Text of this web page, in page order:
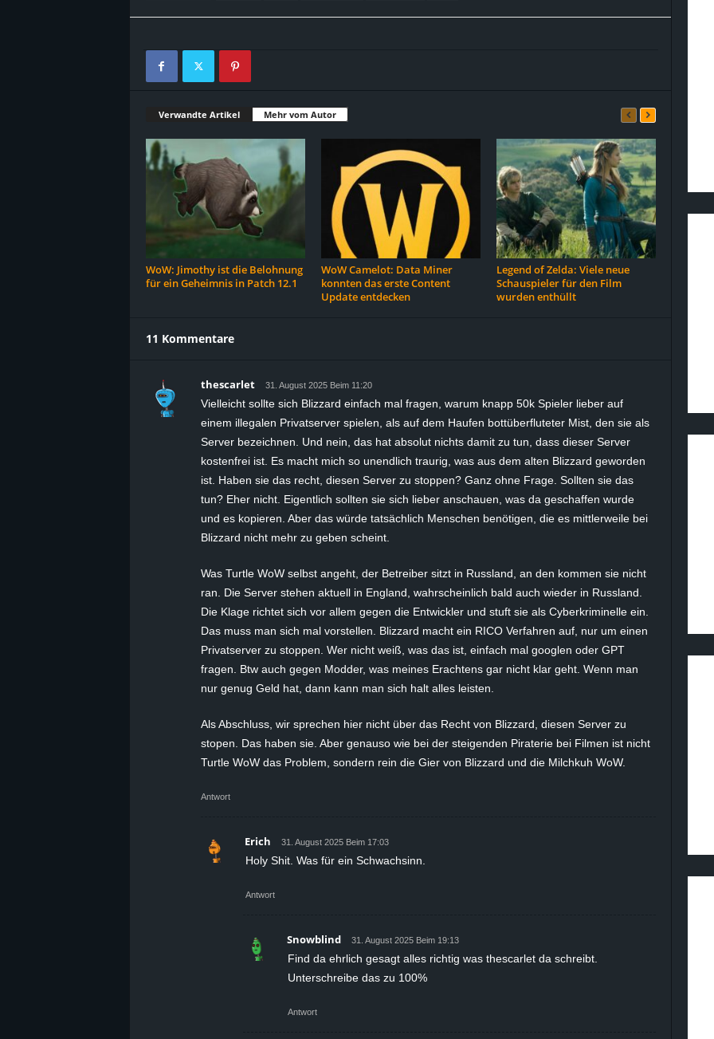
Verwandte Artikel Mehr vom Autor
WoW: Jimothy ist die Belohnung
für ein Geheimnis in Patch 12.1
WoW Camelot: Data Miner
konnten das erste Content
Update entdecken
Legend of Zelda: Viele neue
Schauspieler für den Film
wurden enthüllt
11 Kommentare
thescarlet 31. August 2025 Beim 11:20
Vielleicht sollte sich Blizzard einfach mal fragen, warum knapp 50k Spieler lieber auf
einem illegalen Privatserver spielen, als auf dem Haufen bottüberfluteter Mist, den sie als
Server bezeichnen. Und nein, das hat absolut nichts damit zu tun, dass dieser Server
kostenfrei ist. Es macht mich so unendlich traurig, was aus dem alten Blizzard geworden
ist. Haben sie das recht, diesen Server zu stoppen? Ganz ohne Frage. Sollten sie das
tun? Eher nicht. Eigentlich sollten sie sich lieber anschauen, was da geschaffen wurde
und es kopieren. Aber das würde tatsächlich Menschen benötigen, die es mittlerweile bei
Blizzard nicht mehr zu geben scheint.
Was Turtle WoW selbst angeht, der Betreiber sitzt in Russland, an den kommen sie nicht
ran. Die Server stehen aktuell in England, wahrscheinlich bald auch wieder in Russland.
Die Klage richtet sich vor allem gegen die Entwickler und stuft sie als Cyberkriminelle ein.
Das muss man sich mal vorstellen. Blizzard macht ein RICO Verfahren auf, nur um einen
Privatserver zu stoppen. Wer nicht weiß, was das ist, einfach mal googlen oder GPT
fragen. Btw auch gegen Modder, was meines Erachtens gar nicht klar geht. Wenn man
nur genug Geld hat, dann kann man sich halt alles leisten.
Als Abschluss, wir sprechen hier nicht über das Recht von Blizzard, diesen Server zu
stopen. Das haben sie. Aber genauso wie bei der steigenden Piraterie bei Filmen ist nicht
Turtle WoW das Problem, sondern rein die Gier von Blizzard und die Milchkuh WoW.
Antwort
Erich 31. August 2025 Beim 17:03
Holy Shit. Was für ein Schwachsinn.
Antwort
Snowblind 31. August 2025 Beim 19:13
Find da ehrlich gesagt alles richtig was thescarlet da schreibt.
Unterschreibe das zu 100%
Antwort